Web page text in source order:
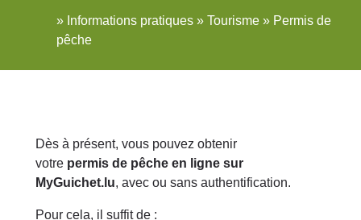
» Informations pratiques » Tourisme » Permis de
pêche
Dès à présent, vous pouvez obtenir
votre permis de pêche en ligne sur
MyGuichet.lu, avec ou sans authentification.
Pour cela, il suffit de :